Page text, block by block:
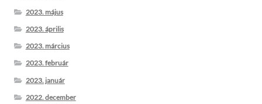
2023. május
2023. április
2023. március
2023. február
2023. január
2022. december